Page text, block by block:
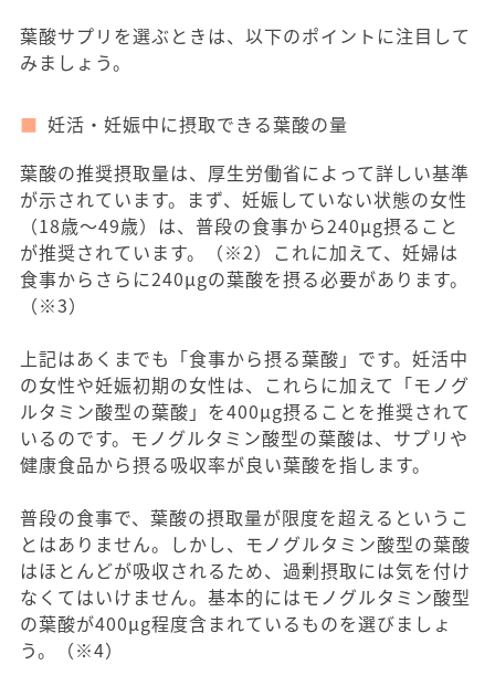
葉酸サプリを選ぶときは、以下のポイントに注目して
みましょう。
妊活・妊娠中に摂取できる葉酸の量
葉酸の推奨摂取量は、厚生労働省によって詳しい基準
が示されています。まず、妊娠していない状態の女性
（18歳〜49歳）は、普段の食事から240μg摂ること
が推奨されています。（※2）これに加えて、妊婦は
食事からさらに240μgの葉酸を摂る必要があります。
（※3）
上記はあくまでも「食事から摂る葉酸」です。妊活中
の女性や妊娠初期の女性は、これらに加えて「モノグ
ルタミン酸型の葉酸」を400μg摂ることを推奨されて
いるのです。モノグルタミン酸型の葉酸は、サプリや
健康食品から摂る吸収率が良い葉酸を指します。
普段の食事で、葉酸の摂取量が限度を超えるというこ
とはありません。しかし、モノグルタミン酸型の葉酸
はほとんどが吸収されるため、過剰摂取には気を付け
なくてはいけません。基本的にはモノグルタミン酸型
の葉酸が400μg程度含まれているものを選びましょ
う。（※4）